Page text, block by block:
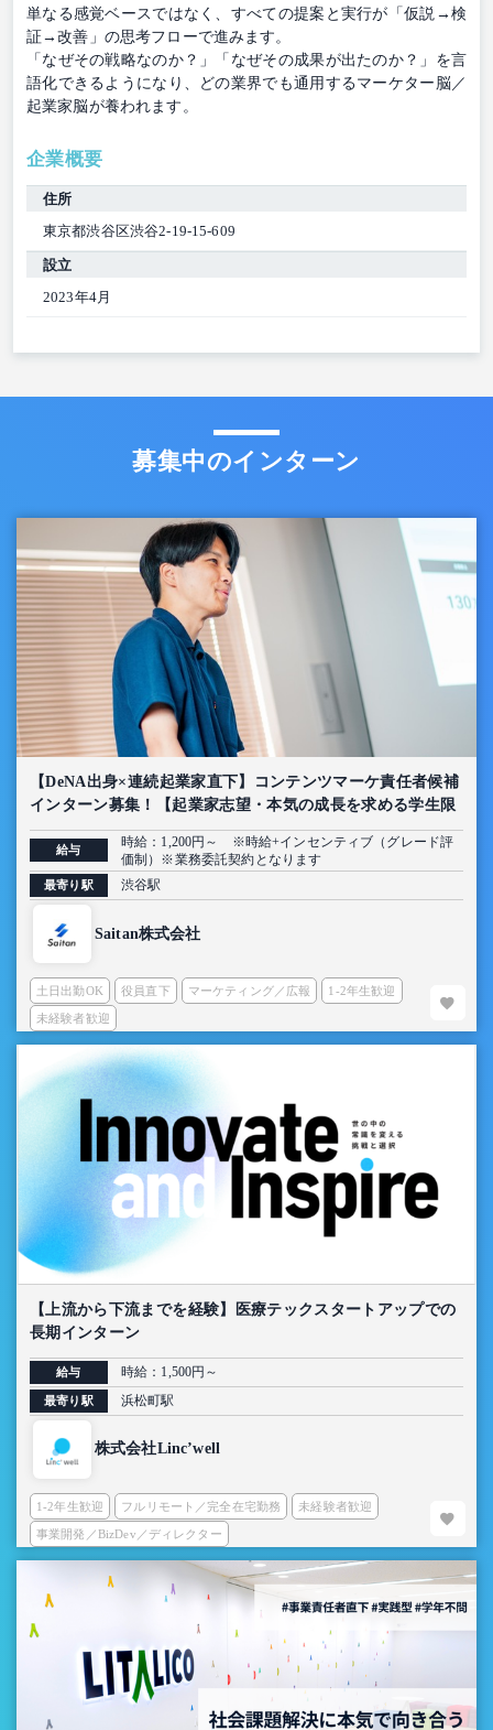
単なる感覚ベースではなく、すべての提案と実行が「仮説→検
証→改善」の思考フローで進みます。
「なぜその戦略なのか？」「なぜその成果が出たのか？」を言
語化できるようになり、どの業界でも通用するマーケター脳／
起業家脳が養われます。
企業概要
住所
東京都渋谷区渋谷2-19-15-609
設立
2023年4月
募集中のインターン
【DeNA出身×連続起業家直下】コンテンツマーケ責任者候補
インターン募集！【起業家志望・本気の成長を求める学生限
定】
給与
時給：1,200円～ ※時給+インセンティブ（グレード評
価制）※業務委託契約となります
最寄り駅 渋谷駅
Saitan株式会社
土日出勤OK 役員直下 マーケティング／広報 1-2年生歓迎
未経験者歓迎
【上流から下流までを経験】医療テックスタートアップでの
長期インターン
給与 時給：1,500円～
最寄り駅 浜松町駅
株式会社Linc’well
1-2年生歓迎 フルリモート／完全在宅勤務 未経験者歓迎
事業開発／BizDev／ディレクター